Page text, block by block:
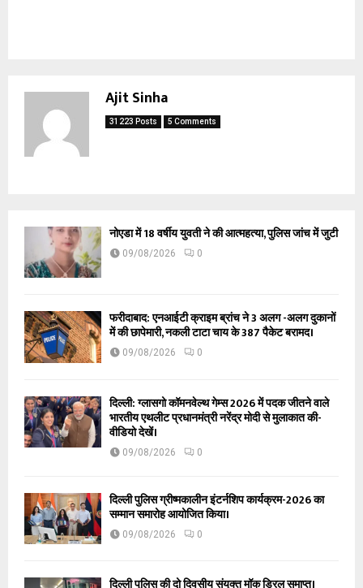
Ajit Sinha
31223 Posts 5 Comments
नोएडा में 18 वर्षीय युवती ने की आत्महत्या, पुलिस जांच में जुटी
09/08/2026 0
फरीदाबाद: एनआईटी क्राइम ब्रांच ने 3 अलग -अलग दुकानों
में की छापेमारी, नकली टाटा चाय के 387 पैकेट बरामद।
09/08/2026 0
दिल्ली: ग्लासगो कॉमनवेल्थ गेम्स 2026 में पदक जीतने वाले
भारतीय एथलीट प्रधानमंत्री नरेंद्र मोदी से मुलाकात की-
वीडियो देखें।
09/08/2026 0
दिल्ली पुलिस ग्रीष्मकालीन इंटर्नशिप कार्यक्रम-2026 का
सम्मान समारोह आयोजित किया।
09/08/2026 0